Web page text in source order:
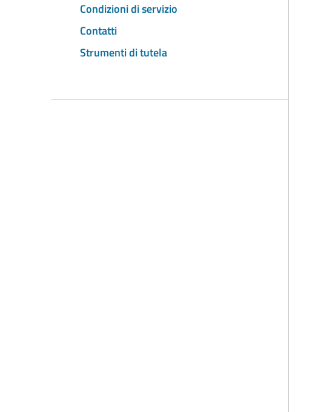
Condizioni di servizio
Contatti
Strumenti di tutela